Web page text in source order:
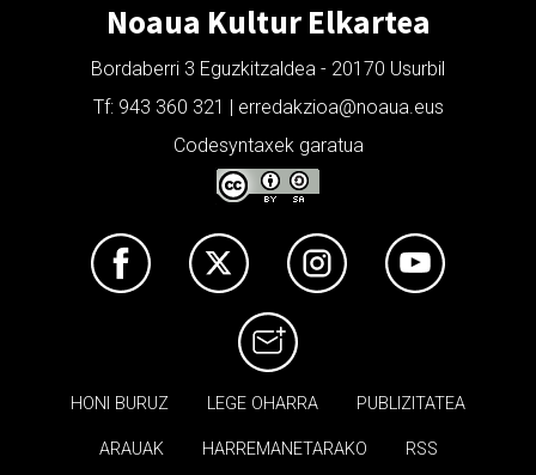
Noaua Kultur Elkartea
Bordaberri 3 Eguzkitzaldea - 20170 Usurbil
Tf: 943 360 321 | erredakzioa@noaua.eus
Codesyntaxek garatua
HONI BURUZ LEGE OHARRA PUBLIZITATEA
ARAUAK HARREMANETARAKO RSS